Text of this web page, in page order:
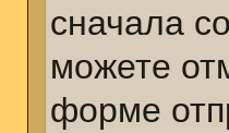
сначала
можете
форме